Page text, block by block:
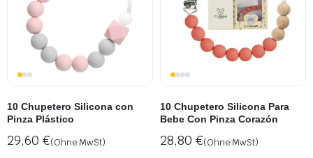
10 Chupetero Silicona con
Pinza Plástico
29,60 €(Ohne MwSt)
10 Chupetero Silicona Para
Bebe Con Pinza Corazón
28,80 €(Ohne MwSt)